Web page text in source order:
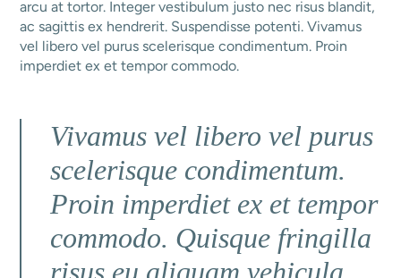
arcu at tortor. Integer vestibulum justo nec risus blandit,
ac sagittis ex hendrerit. Suspendisse potenti. Vivamus
vel libero vel purus scelerisque condimentum. Proin
imperdiet ex et tempor commodo.
Vivamus vel libero vel purus
scelerisque condimentum.
Proin imperdiet ex et tempor
commodo. Quisque fringilla